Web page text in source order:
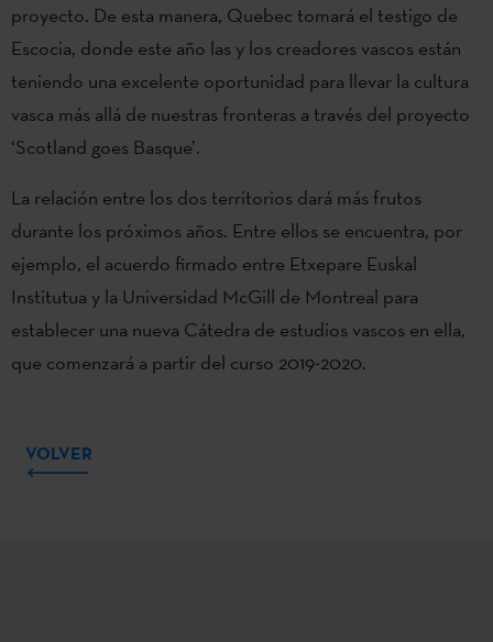
proyecto. De esta manera, Quebec tomará el testigo de
Escocia, donde este año las y los creadores vascos están
teniendo una excelente oportunidad para llevar la cultura
vasca más allá de nuestras fronteras a través del proyecto
‘Scotland goes Basque’.
La relación entre los dos territorios dará más frutos
durante los próximos años. Entre ellos se encuentra, por
ejemplo, el acuerdo firmado entre Etxepare Euskal
Institutua y la Universidad McGill de Montreal para
establecer una nueva Cátedra de estudios vascos en ella,
que comenzará a partir del curso 2019-2020.
VOLVER